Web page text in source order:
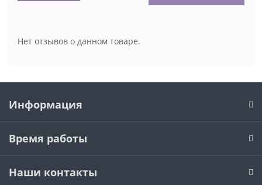
Нет отзывов о данном товаре.
Информация
Время работы
Наши контакты